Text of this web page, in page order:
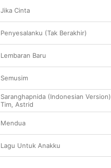
Jika Cinta
Penyesalanku (Tak Berakhir)
Lembaran Baru
Semusim
Saranghapnida (Indonesian Version)
Tim, Astrid
Mendua
Lagu Untuk Anakku